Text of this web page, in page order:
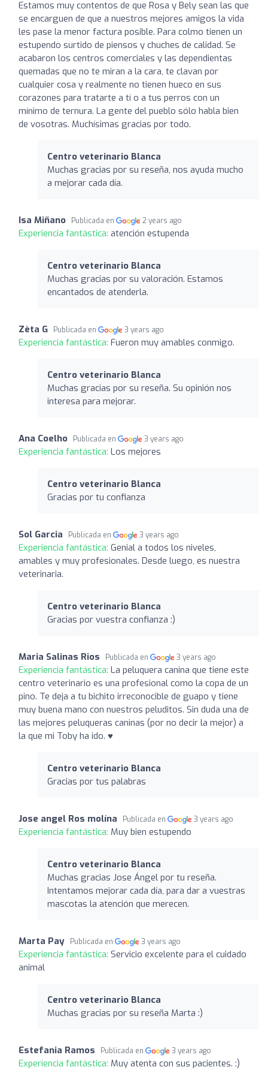
Estamos muy contentos de que Rosa y Bely sean las que
se encarguen de que a nuestros mejores amigos la vida
les pase la menor factura posible. Para colmo tienen un
estupendo surtido de piensos y chuches de calidad. Se
acabaron los centros comerciales y las dependientas
quemadas que no te miran a la cara, te clavan por
cualquier cosa y realmente no tienen hueco en sus
corazones para tratarte a tí o a tus perros con un
mínimo de ternura. La gente del pueblo sólo habla bien
de vosotras. Muchísimas gracias por todo.
Centro veterinario Blanca
Muchas gracias por su reseña, nos ayuda mucho
a mejorar cada día.
Isa Miñano Publicada en 2 years ago
Experiencia fantástica: atención estupenda
Centro veterinario Blanca
Muchas gracias por su valoración. Estamos
encantados de atenderla.
Zèta G Publicada en 3 years ago
Experiencia fantástica: Fueron muy amables conmigo.
Centro veterinario Blanca
Muchas gracias por su reseña. Su opinión nos
interesa para mejorar.
Ana Coelho Publicada en 3 years ago
Experiencia fantástica: Los mejores
Centro veterinario Blanca
Gracias por tu confianza
Sol Garcia Publicada en 3 years ago
Experiencia fantástica: Genial a todos los niveles,
amables y muy profesionales. Desde luego, es nuestra
veterinaria.
Centro veterinario Blanca
Gracias por vuestra confianza :)
Maria Salinas Rios Publicada en 3 years ago
Experiencia fantástica: La peluquera canina que tiene este
centro veterinario es una profesional como la copa de un
pino. Te deja a tu bichito irreconocible de guapo y tiene
muy buena mano con nuestros peluditos. Sin duda una de
las mejores peluqueras caninas (por no decir la mejor) a
la que mi Toby ha ido. ♥️
Centro veterinario Blanca
Gracias por tus palabras
Jose angel Ros molína Publicada en 3 years ago
Experiencia fantástica: Muy bien estupendo
Centro veterinario Blanca
Muchas gracias Jose Ángel por tu reseña.
Intentamos mejorar cada día, para dar a vuestras
mascotas la atención que merecen.
Marta Pay Publicada en 3 years ago
Experiencia fantástica: Servicio excelente para el cuidado
animal
Centro veterinario Blanca
Muchas gracias por su reseña Marta :)
Estefania Ramos Publicada en 3 years ago
Experiencia fantástica: Muy atenta con sus pacientes. :)